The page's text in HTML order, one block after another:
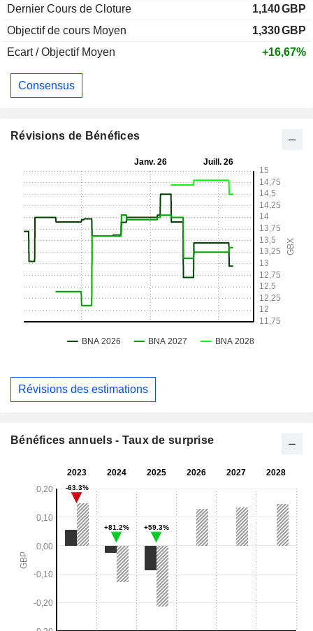
Dernier Cours de Cloture
1,140GBP
Objectif de cours Moyen
1,330GBP
Ecart / Objectif Moyen
+16,67%
Consensus
Révisions de Bénéfices
Révisions des estimations
Bénéfices annuels - Taux de surprise